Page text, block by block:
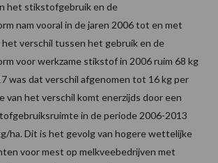
het stikstofgebruik en de
nam vooral in de jaren 2006 tot en met
het verschil tussen het gebruik en de
voor werkzame stikstof in 2006 ruim 68 kg
was dat verschil afgenomen tot 16 kg per
van het verschil komt enerzijds door een
in de periode 2006-2013
ha. Dit is het gevolg van hogere wettelijke
voor mest op melkveebedrijven met